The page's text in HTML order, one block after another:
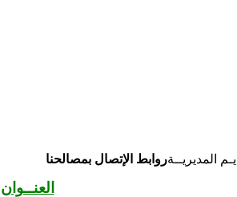
المديريــةروابط الإتصال بمصالحنا